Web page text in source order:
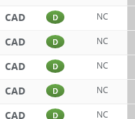
CAD D NC
CAD D NC
CAD D NC
CAD D NC
CAD D NC